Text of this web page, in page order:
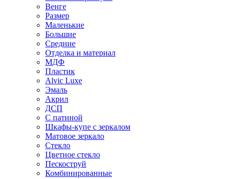
Венге
Размер
Маленькие
Большие
Средние
Отделка и материал
МДФ
Пластик
Alvic Luxe
Эмаль
Акрил
ДСП
С патиной
Шкафы-купе с зеркалом
Матовое зеркало
Стекло
Цветное стекло
Пескоструй
Комбинированные